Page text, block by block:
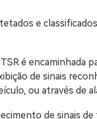
e
é encaminhada
de sinais
ou através de
de sinais de